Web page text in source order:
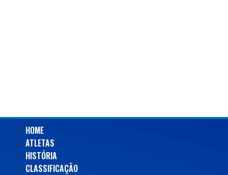
HOME
ATLETAS
HISTÓRIA
CLASSIFICAÇÃO